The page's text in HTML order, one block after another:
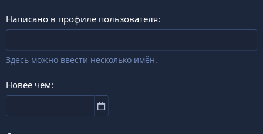
Написано в профиле пользователя
Здесь можно ввести несколько имён.
Новее чем